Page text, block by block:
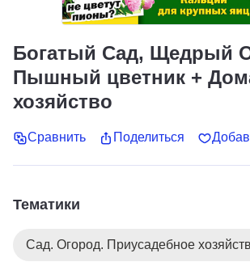
Богатый Сад, Щедрый
Пышный цветник +
хозяйство
Сравнить Поделиться
Тематики
Сад. Огород. Приусадебное